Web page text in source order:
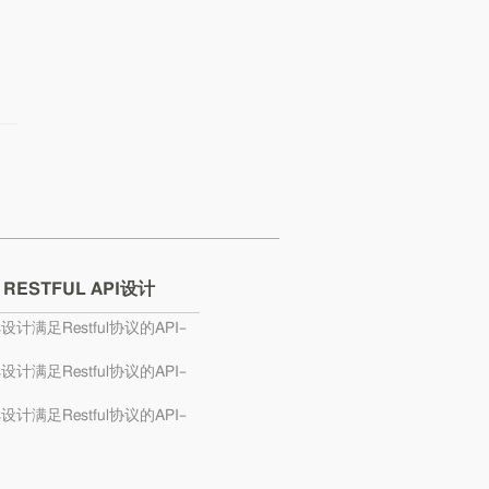
API设计
计满足Restful协议的API–
计满足Restful协议的API–
计满足Restful协议的API–